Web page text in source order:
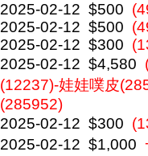
2025-02-12 $500
2025-02-12 $500
2025-02-12 $300
2025-02-12 $4,580
(12237)-娃娃噗皮
(285952)
2025-02-12 $300
2025-02-12 $1,000